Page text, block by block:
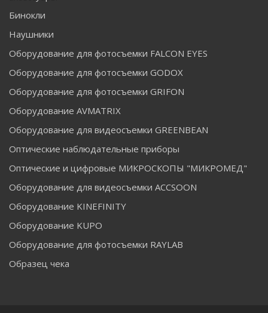
Бинокли
Наушники
Оборудование для фотосъемки FALCON EYES
Оборудование для фотосъемки GODOX
Оборудование для фотосъемки GRIFON
Оборудование AVMATRIX
Оборудование для видеосъемки GREENBEAN
Оптические наблюдательные приборы
Оптические и цифровые МИКРОСКОПЫ "МИКРОМЕД"
Оборудование для видеосъемки ACCSOON
Оборудование KINEFINITY
Оборудование KUPO
Оборудование для фотосъемки RAYLAB
Образец чека